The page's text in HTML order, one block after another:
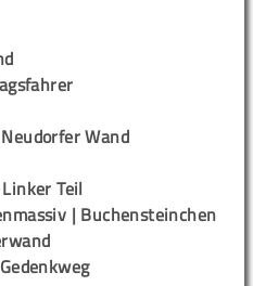
Wand
Teil
| Buchensteinchen